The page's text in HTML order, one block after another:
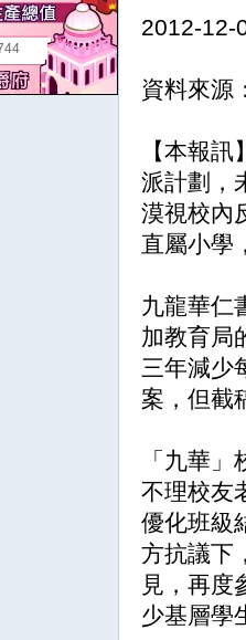
2012-12-
資料來源
【本報
派計劃，
漠視校內
直屬小學
九龍華仁
加教育局
三年減少
案，但截
「九華
不理校友
優化班級
方抗議下
見，再度
少基層學